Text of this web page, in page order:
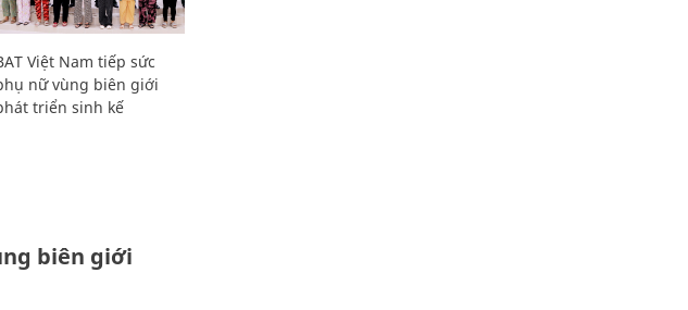
Việt Nam tiếp sức
nữ vùng biên giới
triển sinh kế
biên giới